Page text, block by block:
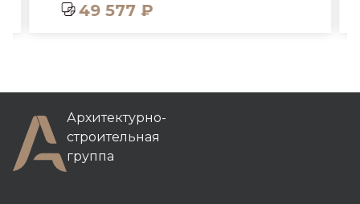
49 577 ₽
Архитектурно-
строительная
группа